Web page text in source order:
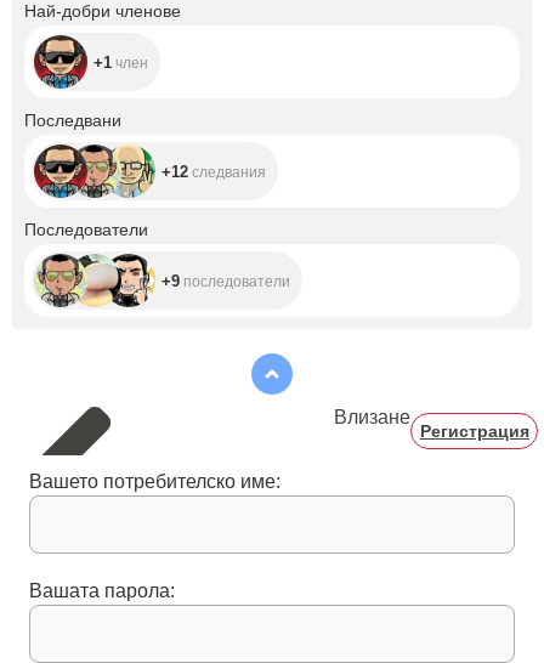
Най-добри членове
+1 член
Последвани
+12 следвания
Последователи
+9 последователи
Влизане
Регистрация
Вашето потребителско име:
Вашата парола: